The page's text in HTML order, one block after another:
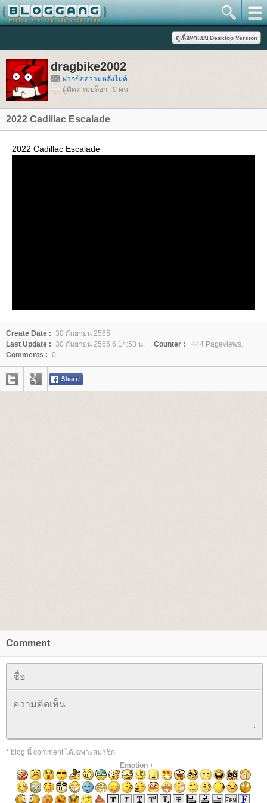
dragbike2002
ฝากข้อความหลังไมค์
ผู้ติดตามบล็อก : 0 คน
2022 Cadillac Escalade
2022 Cadillac Escalade
Create Date : 30 กันยายน 2565
Last Update : 30 กันยายน 2565 6:14:53 น. Counter :
444 Pageviews.
Comments : 0
Comment
* blog นี้ comment ได้เฉพาะสมาชิก
+ Emotion+